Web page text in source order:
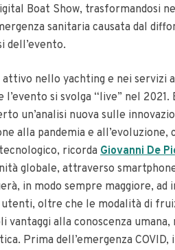
Boat Show, trasformandosi
sanitaria causata dal
dell’evento.
nello yachting e nei servizi
l’evento si svolga “live” nel
un’analisi nuova sulle
alla pandemia e all’evoluzione,
ricorda Giovanni De
globale, attraverso
in modo sempre maggiore, ad
oltre che le modalità di
alla conoscenza
Prima dell’emergenza